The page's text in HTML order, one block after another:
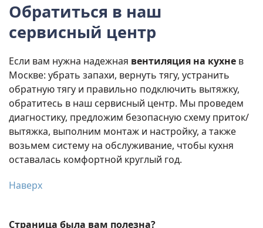
Обратиться в наш
сервисный центр
Если вам нужна надежная вентиляция на кухне в
Москве: убрать запахи, вернуть тягу, устранить
обратную тягу и правильно подключить вытяжку,
обратитесь в наш сервисный центр. Мы проведем
диагностику, предложим безопасную схему приток/
вытяжка, выполним монтаж и настройку, а также
возьмем систему на обслуживание, чтобы кухня
оставалась комфортной круглый год.
Наверх
Страница была вам полезна?